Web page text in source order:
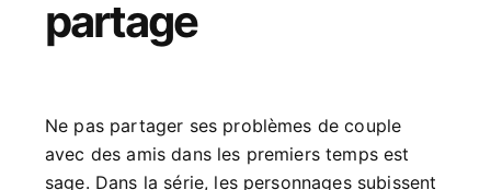
partage
Ne pas partager ses problèmes de couple
avec des amis dans les premiers temps est
sage. Dans la série, les personnages subissent